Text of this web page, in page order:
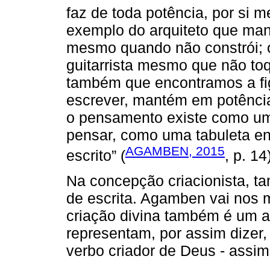
faz de toda potência, por si
exemplo do arquiteto que
mesmo quando não
guitarrista mesmo que não
também que encontramos a
escrever, mantém em
o pensamento existe como
pensar, como uma tabuleta
escrito” (AGAMBEN, 2015, p.
Na concepção criacionista,
de escrita. Agamben vai nos
criação divina também é um
representam, por assim
verbo criador de Deus -